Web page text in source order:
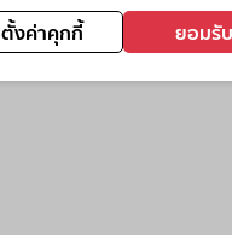
ตั้งค่าคุกกี้ ยอมรับ